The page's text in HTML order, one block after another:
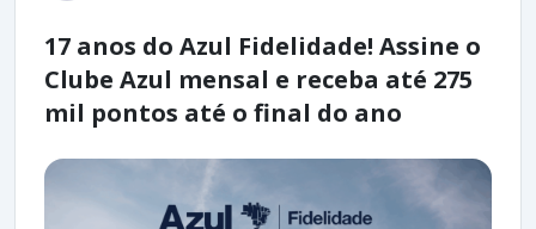
17 anos do Azul Fidelidade! Assine o
Clube Azul mensal e receba até 275
mil pontos até o final do ano